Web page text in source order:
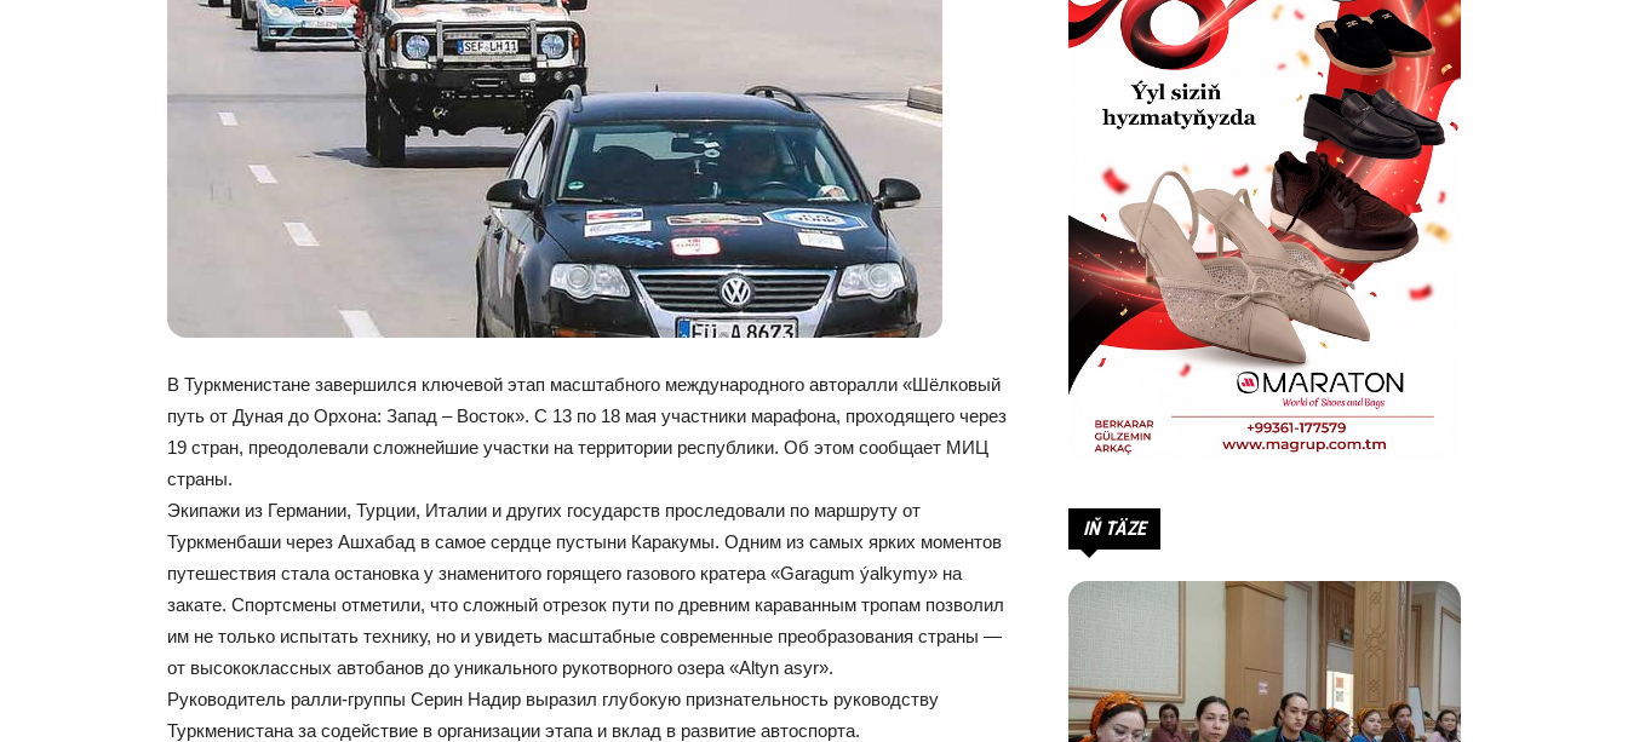
В Туркменистане завершился ключевой этап масштабного международного авторалли «Шёлковый
путь от Дуная до Орхона: Запад – Восток». С 13 по 18 мая участники марафона, проходящего через
19 стран, преодолевали сложнейшие участки на территории республики. Об этом сообщает МИЦ
страны.
Экипажи из Германии, Турции, Италии и других государств проследовали по маршруту от
Туркменбаши через Ашхабад в самое сердце пустыни Каракумы. Одним из самых ярких моментов
путешествия стала остановка у знаменитого горящего газового кратера «Garagum ýalkymy» на
закате. Спортсмены отметили, что сложный отрезок пути по древним караванным тропам позволил
им не только испытать технику, но и увидеть масштабные современные преобразования страны —
от высококлассных автобанов до уникального рукотворного озера «Altyn asyr».
Руководитель ралли-группы Серин Надир выразил глубокую признательность руководству
Туркменистана за содействие в организации этапа и вклад в развитие автоспорта.
IŇ TÄZE